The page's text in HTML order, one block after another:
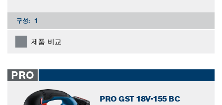
구성: 1
제품 비교
PRO
PRO GST 18V-155 BC